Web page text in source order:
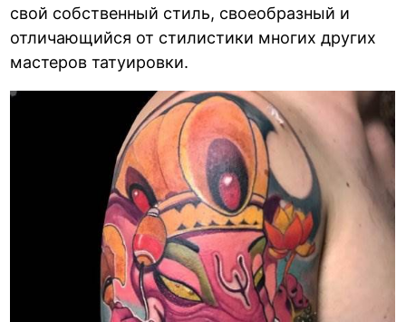
свой собственный стиль, своеобразный и
отличающийся от стилистики многих других
мастеров татуировки.